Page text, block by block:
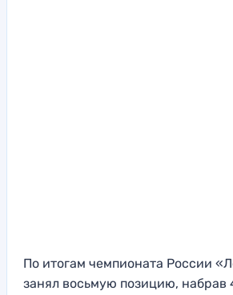
По итогам чемпионата России
занял восьмую позицию, набрав